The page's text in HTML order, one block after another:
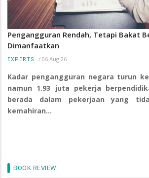
Pengangguran Rendah, Tetapi Bakat
Dimanfaatkan
EXPERTS / 06 Aug 26
Kadar pengangguran negara turun
namun 1.93 juta pekerja
berada dalam pekerjaan yang
kemahiran…
BOOK REVIEW